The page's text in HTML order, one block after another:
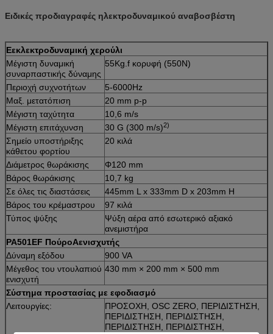
Ειδικές προδιαγραφές ηλεκτροδυναμικού αναβοσβέστη
Εεκλεκτροδυναμική χερούλι
Μέγιστη δυναμική
συναρπαστικής δύναμης
55Kg.f κορυφή (550N)
Περιοχή συχνοτήτων
5-6000Hz
Μαξ. μετατόπιση
20 mm p-p
Μέγιστη ταχύτητα
10,6 m/s
Μέγιστη επιτάχυνση
30 G (300 m/s)2)
Σημείο υποστήριξης
κάθετου φορτίου
20 κιλά
Διάμετρος θωράκισης
Φ120 mm
Βάρος θωράκισης
10,7 kg
Σε όλες τις διαστάσεις
445mm L x 333mm D x 203mm H
Βάρος του κρέμαστρου
97 κιλά
Τύπος ψύξης
Ψύξη αέρα από εσωτερικό αξιακό
ανεμιστήρα
PA501EF ΠούροΑενισχυτής
Δύναμη εξόδου
900 VA
Μέγεθος του ντουλαπιού
ενισχυτή
430 mm × 200 mm × 500 mm
Σύστημα προστασίας με εφοδιασμό
Λειτουργίες:
ΠΡΟΣΟΧΗ, OSC ZERO, ΠΕΡΙΔΙΣΤΗΣΗ,
ΠΕΡΙΔΙΣΤΗΣΗ, ΠΕΡΙΔΙΣΤΗΣΗ,
ΠΕΡΙΔΙΣΤΗΣΗ, ΠΕΡΙΔΙΣΤΗΣΗ,